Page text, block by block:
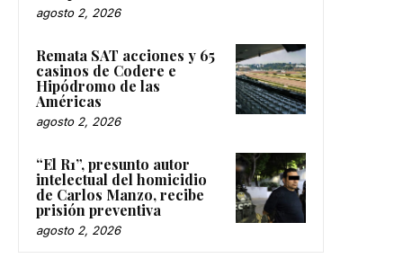
agosto 2, 2026
Remata SAT acciones y 65
casinos de Codere e
Hipódromo de las
Américas
agosto 2, 2026
“El R1”, presunto autor
intelectual del homicidio
de Carlos Manzo, recibe
prisión preventiva
agosto 2, 2026